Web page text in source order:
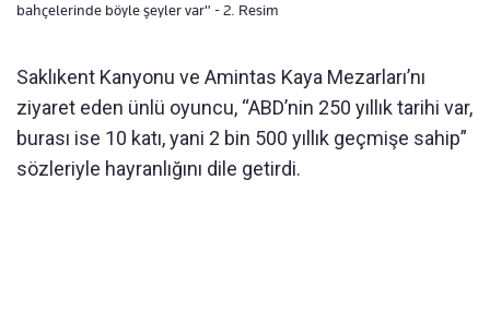
bahçelerinde böyle şeyler var" - 2. Resim
Saklıkent Kanyonu ve Amintas Kaya Mezarları’nı
ziyaret eden ünlü oyuncu, “ABD’nin 250 yıllık tarihi var,
burası ise 10 katı, yani 2 bin 500 yıllık geçmişe sahip”
sözleriyle hayranlığını dile getirdi.